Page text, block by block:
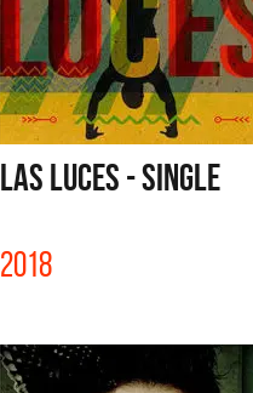
LAS LUCES - SINGLE
2018